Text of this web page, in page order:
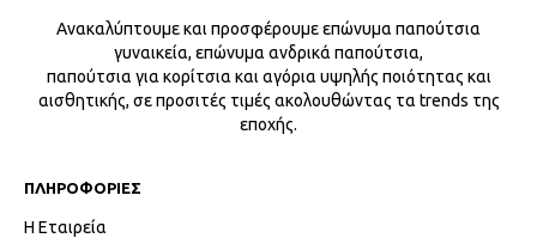
Ανακαλύπτουμε και προσφέρουμε επώνυμα παπούτσια
γυναικεία, επώνυμα ανδρικά παπούτσια,
παπούτσια για κορίτσια και αγόρια υψηλής ποιότητας και
αισθητικής, σε προσιτές τιμές ακολουθώντας τα trends της
εποχής.
ΠΛΗΡΟΦΟΡΙΕΣ
Η Εταιρεία